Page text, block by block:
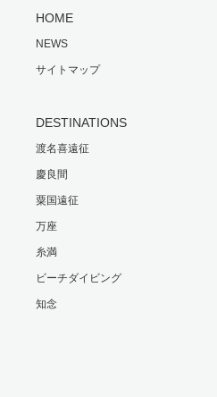
HOME
NEWS
サイトマップ
DESTINATIONS
渡名喜遠征
慶良間
粟国遠征
万座
糸満
ビーチダイビング
知念